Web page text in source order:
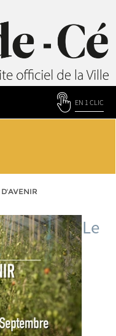
EN 1 CLIC
D'AVENIR
Le